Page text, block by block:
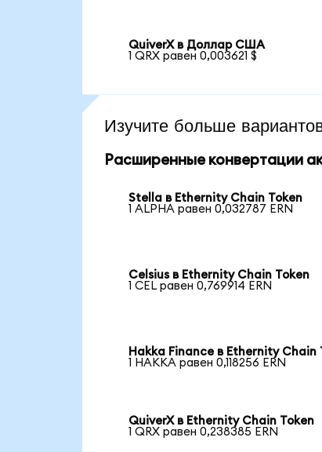
QuiverX в Доллар США
1 QRX равен 0,003621 $
Изучите больше
Расширенные конвертации
Stella в Ethernity Chain Token
1 ALPHA равен 0,032787 ERN
Celsius в Ethernity Chain Token
1 CEL равен 0,769914 ERN
Hakka Finance в Ethernity Chain
1 HAKKA равен 0,118256 ERN
QuiverX в Ethernity Chain Token
1 QRX равен 0,238385 ERN